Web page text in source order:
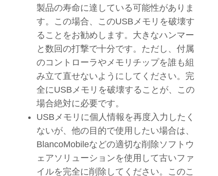
製品の寿命に達している可能性がありま
す。この場合、このUSBメモリを破壊す
ることをお勧めします。大きなハンマー
と数回の打撃で十分です。ただし、付属
のコントローラやメモリチップを誰も組
み立て直せないようにしてください。完
全にUSBメモリを破壊することが、この
場合絶対に必要です。
USBメモリに個人情報を再度入力したく
ないが、他の目的で使用したい場合は、
BlancoMobileなどの適切な削除ソフトウ
ェアソリューションを使用して古いファ
イルを完全に削除してください。このこ